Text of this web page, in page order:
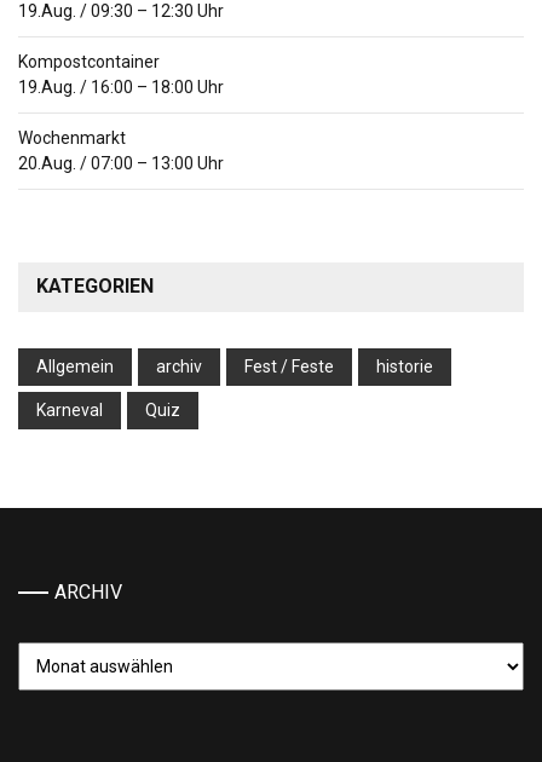
19.Aug. /09:30 – 12:30 Uhr
Kompostcontainer
19.Aug. / 16:00 – 18:00 Uhr
Wochenmarkt
20.Aug. /07:00 – 13:00 Uhr
KATEGORIEN
Allgemein archiv Fest / Feste historie
Karneval Quiz
ARCHIV